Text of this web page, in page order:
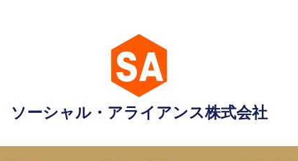
・アライアンス株式会社
ロフェッショナル
ソーシャル・アライアンス株式会社